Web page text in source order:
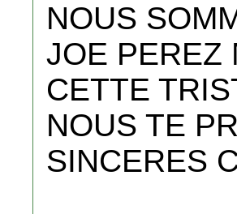
NOUS
JOE PEREZ
CETTE
NOUS TE
SINCERES